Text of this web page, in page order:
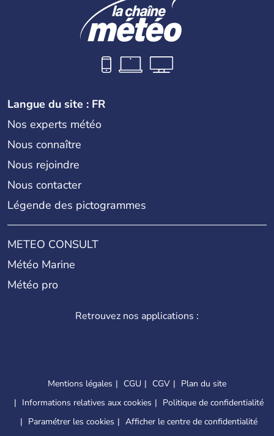
Langue du site : FR
Nos experts météo
Nous connaître
Nous rejoindre
Nous contacter
Légende des pictogrammes
METEO CONSULT
Météo Marine
Météo pro
Retrouvez nos applications :
Mentions légales CGU CGV
Plan du site
Informations relatives aux cookies
Politique de confidentialité
Paramétrer les cookies
Afficher le centre de confidentialité